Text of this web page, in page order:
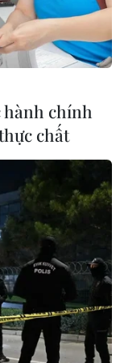
hành chính
chất